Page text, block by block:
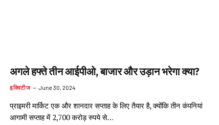
अगले हफ्ते तीन आईपीओ, बाजार और उड़ान भरेगा क्या?
इक्विटीज June 30, 2024
प्राइमरी मार्किट एक और शानदार सप्ताह के लिए तैयार है, क्योंकि तीन कंपनियां
आगामी सप्ताह में 2,700 करोड़ रुपये से…